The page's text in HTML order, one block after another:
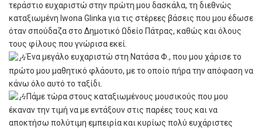
τεράστιο ευχαριστώ στην πρώτη μου δασκάλα, τη διεθνώς
καταξιωμένη Iwona Glinka για τις στέρεες βάσεις που μου έδωσε
όταν σπούδαζα στο Δημοτικό Ωδείο Πάτρας, καθώς και όλους
τους φίλους που γνώρισα εκεί.
Ένα μεγάλο ευχαριστώ στη Νατάσα Φ., που μου χάρισε το
πρώτο μου μαθητικό φλάουτο, με το οποίο πήρα την απόφαση να
κάνω όλο αυτό το ταξίδι.
Πάμε τώρα στους καταξιωμένους μουσικούς που μου
έκαναν την τιμή να με εντάξουν στις παρέες τους και να
αποκτήσω πολύτιμη εμπειρία και κυρίως πολύ ευχάριστες